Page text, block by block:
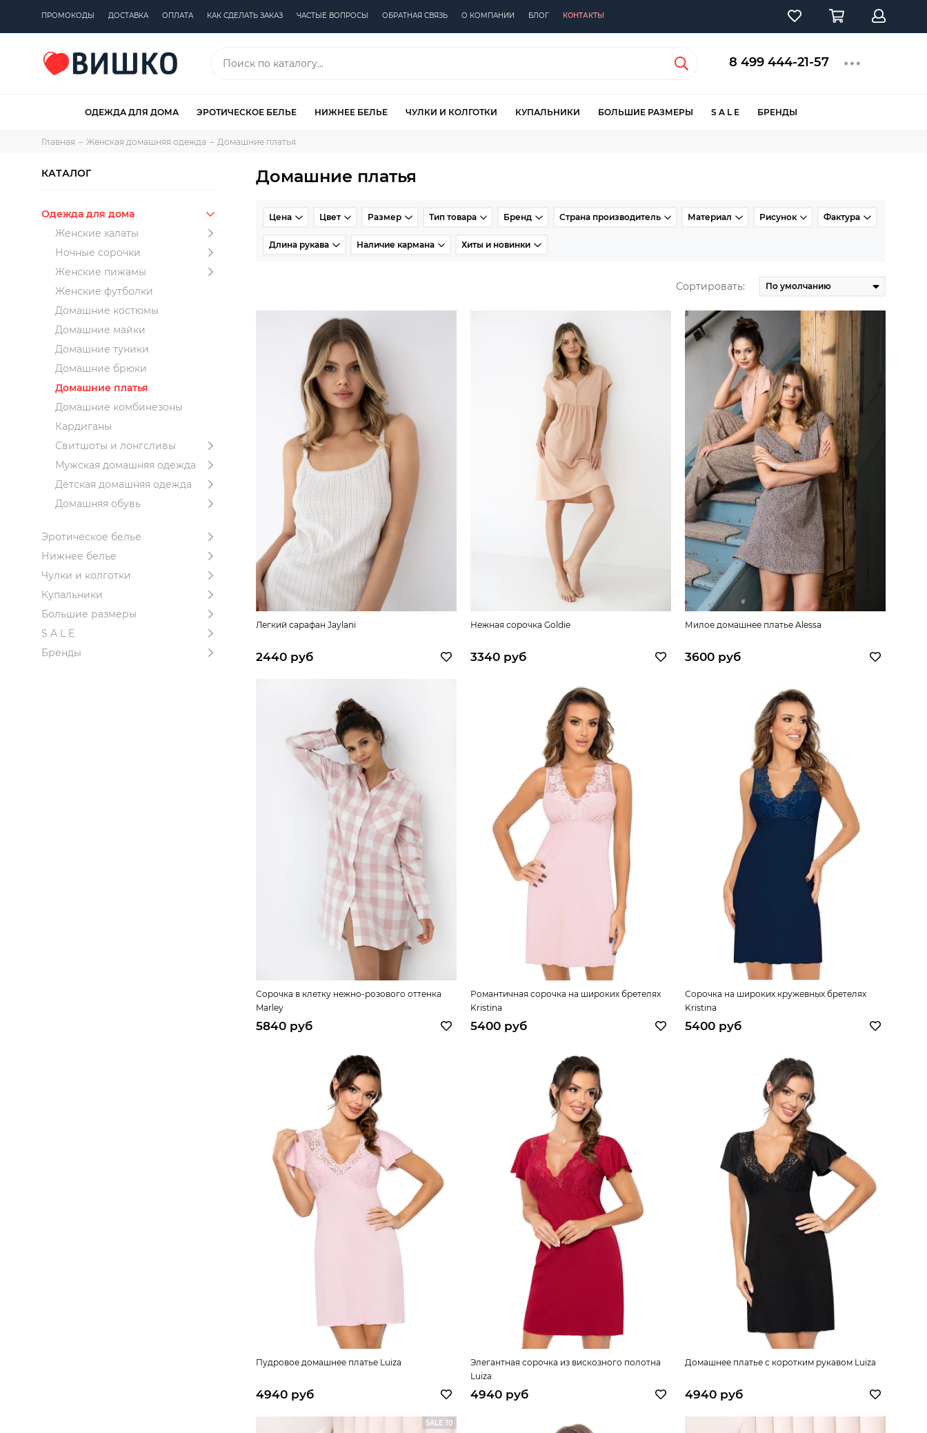
ПРОМОКОДЫ ДОСТАВКА ОПЛАТА КАК СДЕЛАТЬ ЗАКАЗ ЧАСТЫЕ ВОПРОСЫ ОБРАТНАЯ СВЯЗЬ О КОМПАНИИ БЛОГ КОНТАКТЫ
8 499 444-21-57
ОДЕЖДА ДЛЯ ДОМА ЭРОТИЧЕСКОЕ БЕЛЬЕ НИЖНЕЕ БЕЛЬЕ ЧУЛКИ И КОЛГОТКИ КУПАЛЬНИКИ БОЛЬШИЕ РАЗМЕРЫ S A L E БРЕНДЫ
Главная Женская домашняя одежда Домашние платья
КАТАЛОГ
Одежда для дома
Женские халаты
Ночные сорочки
Женские пижамы
Женские футболки
Домашние костюмы
Домашние майки
Домашние туники
Домашние брюки
Домашние платья
Домашние комбинезоны
Кардиганы
Свитшоты и лонгсливы
Мужская домашняя одежда
Детская домашняя одежда
Домашняя обувь
Эротическое белье
Нижнее белье
Чулки и колготки
Купальники
Большие размеры
S A L E
Бренды
Домашние платья
Цена Цвет Размер Тип товара Бренд Страна производитель Материал Рисунок Фактура
Длина рукава Наличие кармана Хиты и новинки
Сортировать:
Легкий сарафан Jaylani
2440 руб
Нежная сорочка Goldie
3340 руб
Милое домашнее платье Alessa
3600 руб
Сорочка в клетку нежно-розового оттенка
Marley
5840 руб
Романтичная сорочка на широких бретелях
Kristina
5400 руб
Сорочка на широких кружевных бретелях
Kristina
5400 руб
Пудровое домашнее платье Luiza
4940 руб
Элегантная сорочка из вискозного полотна
Luiza
4940 руб
Домашнее платье с коротким рукавом Luiza
4940 руб
SALE 10